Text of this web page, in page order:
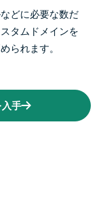
どに必要な数だ
タムドメインを
られます。
手